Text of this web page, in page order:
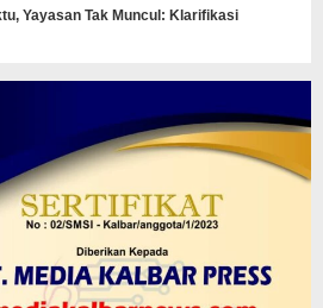
Yayasan Tak Muncul: Klarifikasi